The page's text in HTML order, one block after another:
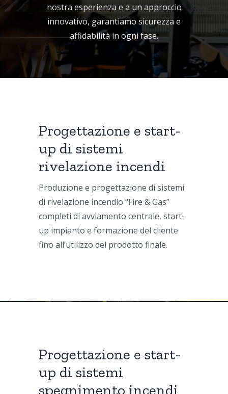
nostra esperienza e a un approccio
innovativo, garantiamo sicurezza e
affidabilità in ogni fase.
Progettazione e start-
up di sistemi
rivelazione incendi
Produzione e progettazione di sistemi
di rivelazione incendio “Fire & Gas”
completi di avviamento centrale, start-
up impianto e formazione del cliente
fino all’utilizzo del prodotto finale.
Progettazione e start-
up di sistemi
spegnimento incendi